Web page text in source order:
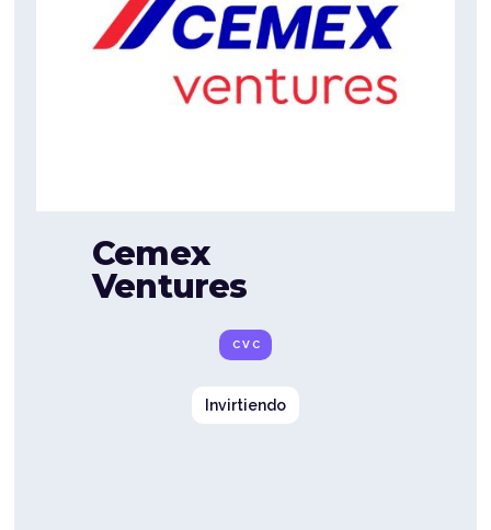
Cemex
Ventures
CVC
Invirtiendo